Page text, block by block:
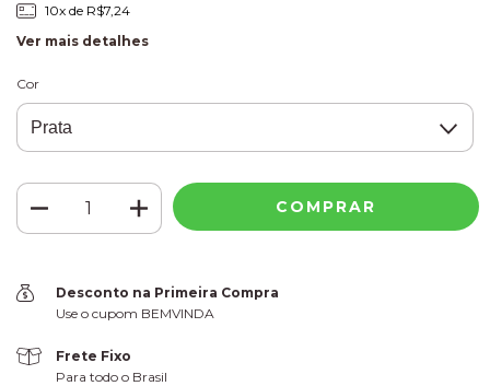
10x de R$7,24
Ver mais detalhes
Cor
Desconto na Primeira Compra
Use o cupom BEMVINDA
Frete Fixo
Para todo o Brasil